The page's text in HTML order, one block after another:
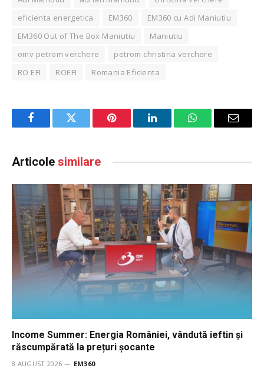
eficienta energetica
EM360
EM360 cu Adi Maniutiu
EM360 Out of The Box Maniutiu
Maniutiu
omv petrom verchere
petrom christina verchere
RO EFI
ROEFI Romania Eficienta
FacebookTwitter Pinterest LinkedInWhatsAppEmail
Articole similare
Income Summer: Energia României, vândută ieftin și
răscumpărată la prețuri șocante
8 AUGUST 2026 EM360